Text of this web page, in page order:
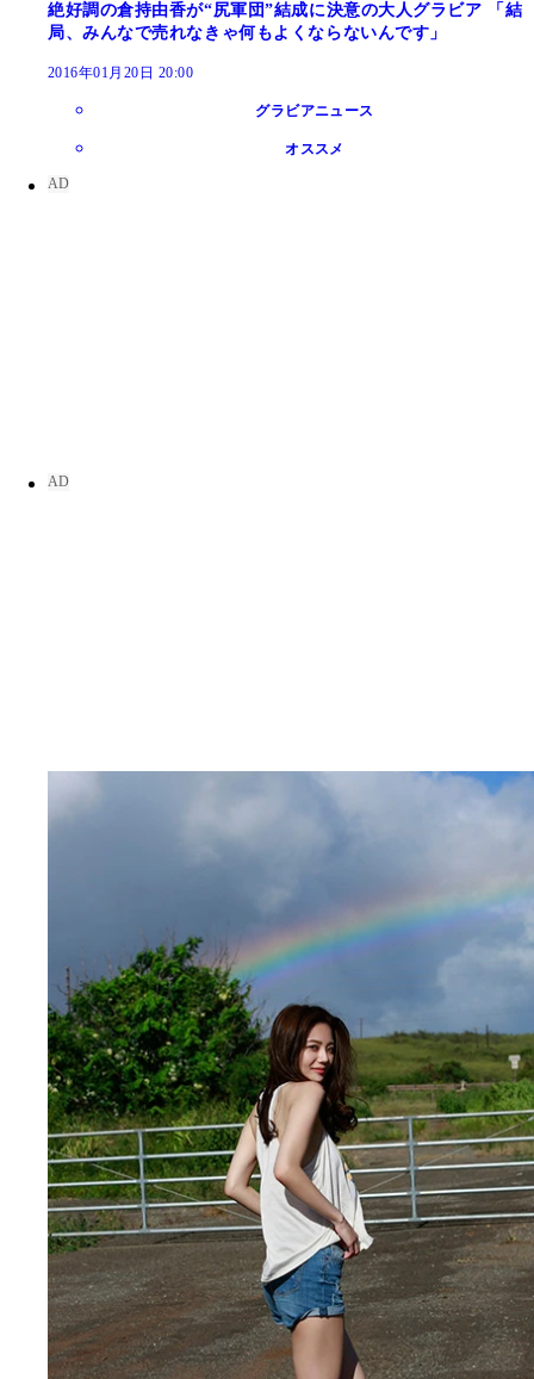
絶好調の倉持由香が“尻軍団”結成に決意の大人グラビア 「結
局、みんなで売れなきゃ何もよくならないんです」
2016年01月20日 20:00
グラビアニュース
オススメ